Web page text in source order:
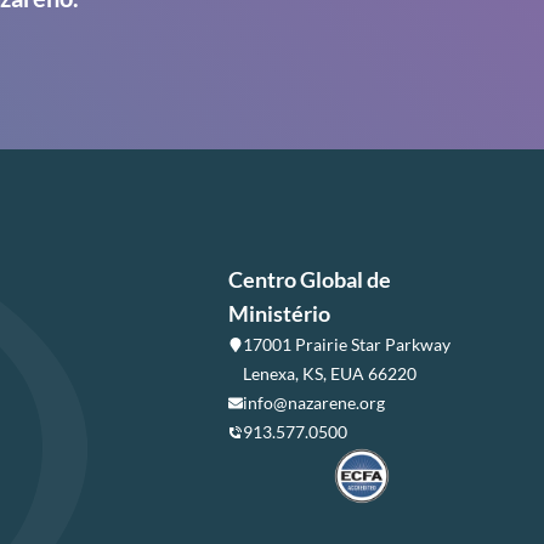
Centro Global de
Ministério
17001 Prairie Star Parkway
Lenexa, KS, EUA 66220
info@nazarene.org
913.577.0500